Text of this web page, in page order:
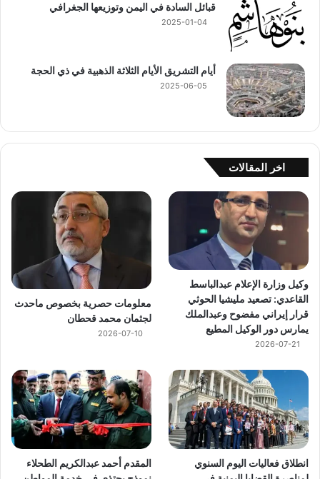
قبائل السادة في اليمن وتوزيعها الجغرافي
2025-01-04
أيام التشريق الأيام الثلاثة الذهبية في ذي الحجة
2025-06-05
اخر المقالات
وكيل وزارة الإعلام عبدالباسط
القاعدي: تصعيد مليشيا الحوثي
قرار إيراني مفضوح وعبدالملك
يمارس دور الوكيل المطيع
2026-07-21
معلومات حصرية بخصوص ماحدث
لجثمان محمد قحطان
2026-07-10
انطلاق فعاليات اليوم السنوي
المقدم أحمد عبدالكريم الطحلاء